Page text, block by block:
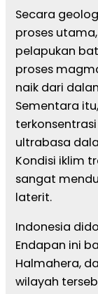
Secara
proses
pelapukan
proses
naik dari
Sementara
ultrabasa
Kondisi iklim
sangat
laterit.
Indonesia
Endapan ini
Halmahera,
wilayah